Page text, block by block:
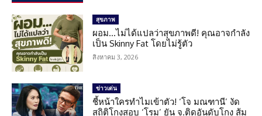
สุขภาพ
ผอม…ไม่ได้แปลว่าสุขภาพดี! คุณอาจกำลัง
เป็น Skinny Fat โดยไม่รู้ตัว
สิงหาคม 3, 2026
ข่าวเด่น
ชี้หน้าใครทำไมเข้าตัว! ‘โจ มณฑานี’ งัด
สถิติโกงสอบ ‘โรม’ ยัน จ.ติดอันดับโกง ส้ม